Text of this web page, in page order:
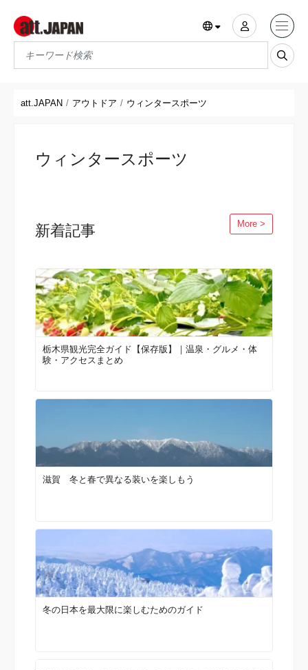
Translations title cont
att.JAPAN アウトドア ウィンタースポーツ
ウィンタースポーツ
新着記事 More >
栃木県観光完全ガイド【保存版】｜温泉・グルメ・体
験・アクセスまとめ
滋賀 冬と春で異なる装いを楽しもう
冬の日本を最大限に楽しむためのガイド